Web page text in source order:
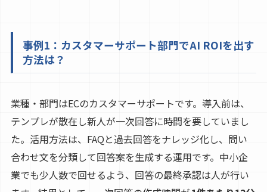
事例1：カスタマーサポート部門でAI ROIを出す
方法は？
業種・部門はECのカスタマーサポートです。導入前は、
テンプレが散在し新人が一次回答に時間を要していまし
た。活用方法は、FAQと過去回答をナレッジ化し、問い
合わせ文を分類して回答案を生成する運用です。中小企
業でも少人数で回せるよう、回答の最終承認は人が行い